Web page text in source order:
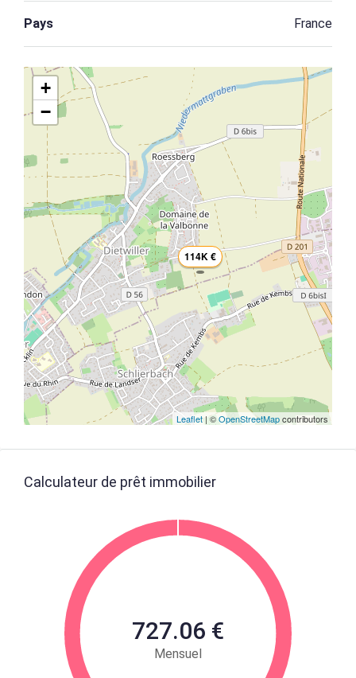
Pays France
114K €
+
−
Leaflet| ©OpenStreetMapcontributors
Calculateur de prêt immobilier
727.06 €
Mensuel